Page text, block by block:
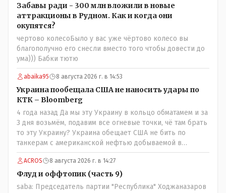
Забавы ради - 300 млн вложили в новые
аттракционы в Рудном. Как и когда они
окупятся?
чертово колесоБыло у вас уже чёртово колесо вы
благополучно его снесли вместо того чтобы довести до
ума))) Бабки тютю
abaika95 8 августа 2026 г. в 14:53
Украина пообещала США не наносить удары по
КТК – Bloomberg
4 года назад Да мы эту Украину в кольцо обматамем и за
3 дня возьмём, подавим все огневые точки, чё там брать
то эту Украину? Украина обещает США не бить по
танкерам с американской нефтью добываемой в
Казахстане-мы сейчас в этой точке
ACROS 8 августа 2026 г. в 14:27
Флуд и оффтопик (часть 9)
saba: Председатель партии "Республика" Ходжаназаров